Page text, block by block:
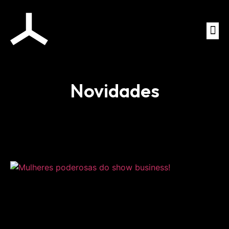
Novidades